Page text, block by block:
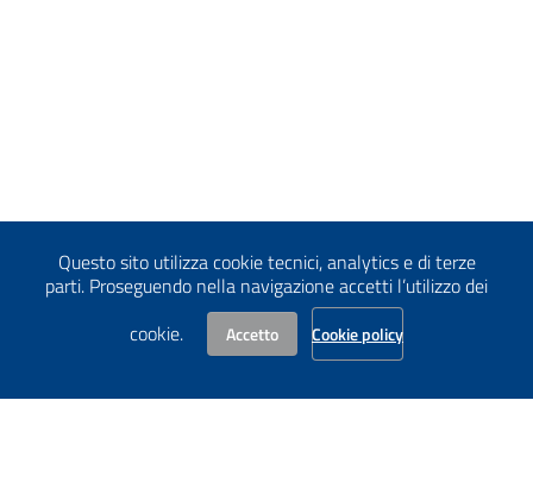
Questo sito utilizza cookie tecnici, analytics e di terze
parti. Proseguendo nella navigazione accetti l’utilizzo dei
cookie.
Accetto Cookie policy